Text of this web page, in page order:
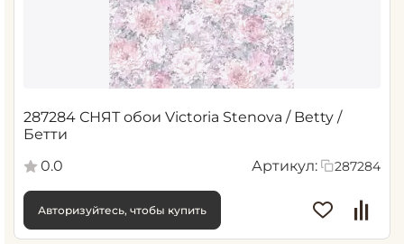
287284 СНЯТ обои Victoria Stenova / Betty /
Бетти
0.0
Артикул: 287284
Авторизуйтесь, чтобы купить